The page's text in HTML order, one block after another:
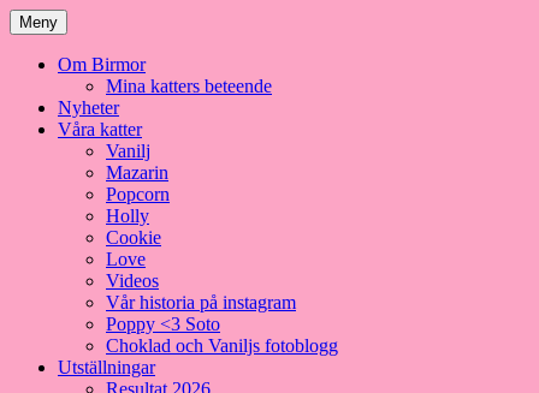
Meny
Om Birmor
Mina katters beteende
Nyheter
Våra katter
Vanilj
Mazarin
Popcorn
Holly
Cookie
Love
Videos
Vår historia på instagram
Poppy <3 Soto
Choklad och Vaniljs fotoblogg
Utställningar
Resultat 2026